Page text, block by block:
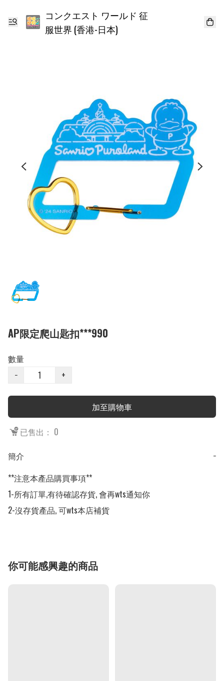
コンクエスト ワールド 征
服世界 (香港-日本)
AP限定爬山匙扣***990
數量
−
+
加至購物車
已售出： 0
簡介
−
**注意本產品購買事項**
1-所有訂單,有待確認存貨, 會再wts通知你
2-沒存貨產品, 可wts本店補貨
你可能感興趣的商品